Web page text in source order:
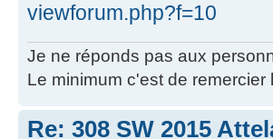
viewforum.php?f=10
Je ne réponds pas aux
Le minimum c'est de
Re: 308 SW 2015